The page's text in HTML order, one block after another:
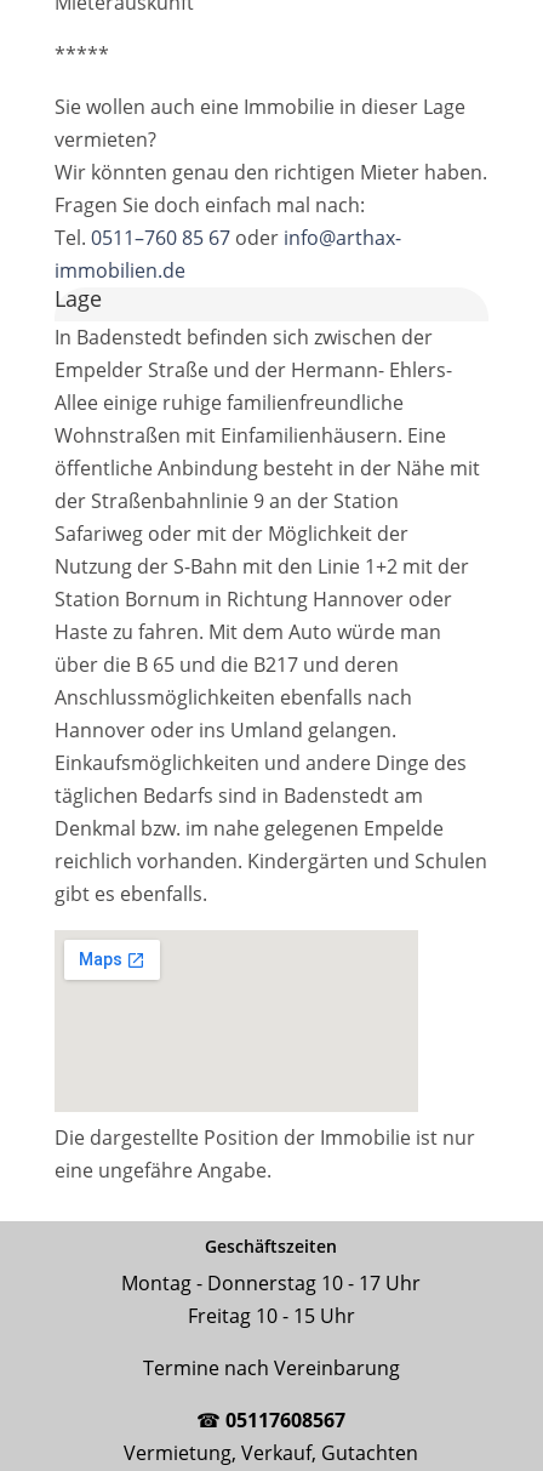
*****
Sie wollen auch eine Immobilie in dieser Lage
vermieten?
Wir könnten genau den richtigen Mieter haben.
Fragen Sie doch einfach mal nach:
Tel. 0511–760 85 67oder info@arthax-
immobilien.de
Lage
In Badenstedt befinden sich zwischen der
Empelder Straße und der Hermann- Ehlers-
Allee einige ruhige familienfreundliche
Wohnstraßen mit Einfamilienhäusern. Eine
öffentliche Anbindung besteht in der Nähe mit
der Straßenbahnlinie 9 an der Station
Safariweg oder mit der Möglichkeit der
Nutzung der S-Bahn mit den Linie 1+2 mit der
Station Bornum in Richtung Hannover oder
Haste zu fahren. Mit dem Auto würde man
über die B 65 und die B217 und deren
Anschlussmöglichkeiten ebenfalls nach
Hannover oder ins Umland gelangen.
Einkaufsmöglichkeiten und andere Dinge des
täglichen Bedarfs sind in Badenstedt am
Denkmal bzw. im nahe gelegenen Empelde
reichlich vorhanden. Kindergärten und Schulen
gibt es ebenfalls.
Die dargestellte Position der Immobilie ist nur
eine ungefähre Angabe.
Geschäftszeiten
Montag - Donnerstag 10 - 17 Uhr
Freitag 10 - 15 Uhr
Termine nach Vereinbarung
☎05117608567
Vermietung, Verkauf, Gutachten